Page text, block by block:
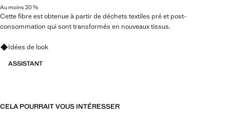
Au moins 20 %
Cette fibre est obtenue à partir de déchets textiles pré et post-
consommation qui sont transformés en nouveaux tissus.
Renseignez-vous sur les looks, les vêtements et les tendances
Idées de look
ASSISTANT
CELA POURRAIT VOUS INTÉRESSER